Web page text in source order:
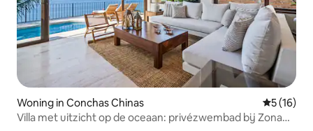
Woning in Conchas Chinas
5 (16)
Villa met uitzicht op de oceaan: privézwembad bij Zona